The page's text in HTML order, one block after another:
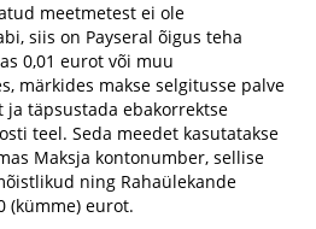
meetmetest ei ole
siis on Payseral õigus teha
0,01 eurot või muu
märkides makse selgitusse palve
ja täpsustada ebakorrektse
teel. Seda meedet kasutatakse
Maksja kontonumber, sellise
ning Rahaülekande
(kümme) eurot.